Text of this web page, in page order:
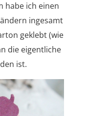
habe ich einen
ingesamt
geklebt (wie
die eigentliche
ist.